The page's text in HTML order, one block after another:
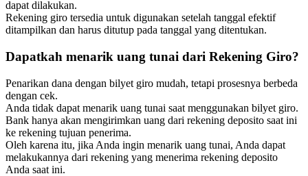
dapat dilakukan.
Rekening giro tersedia untuk digunakan setelah tanggal efektif
ditampilkan dan harus ditutup pada tanggal yang ditentukan.
Dapatkah menarik uang tunai dari Rekening Giro?
Penarikan dana dengan bilyet giro mudah, tetapi prosesnya berbeda
dengan cek.
Anda tidak dapat menarik uang tunai saat menggunakan bilyet giro.
Bank hanya akan mengirimkan uang dari rekening deposito saat ini
ke rekening tujuan penerima.
Oleh karena itu, jika Anda ingin menarik uang tunai, Anda dapat
melakukannya dari rekening yang menerima rekening deposito
Anda saat ini.